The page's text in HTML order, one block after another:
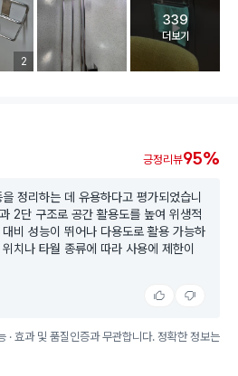
리뷰 이미지 등록 개수
2
고객 리뷰
339
더보기
긍정리뷰95%
정리하는 데 유용하다고 평가되었습니
2단 구조로 공간 활용도를 높여 위생적
비 성능이 뛰어나 다용도로 활용 가능하
치나 타월 종류에 따라 사용에 제한이
· 효과 및 품질인증과 무관합니다. 정확한 정보는